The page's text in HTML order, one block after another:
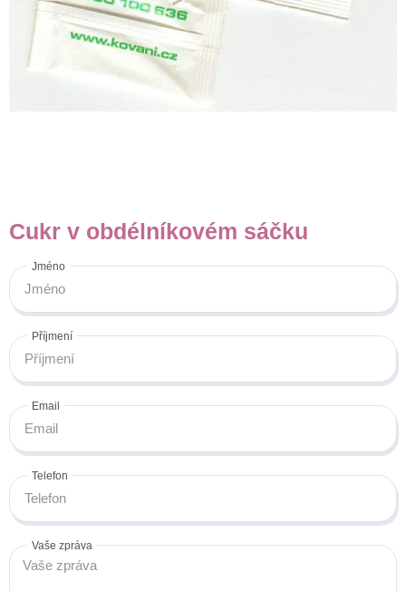
Cukr v obdélníkovém sáčku
Jméno
Příjmení
Email
Telefon
Vaše zpráva